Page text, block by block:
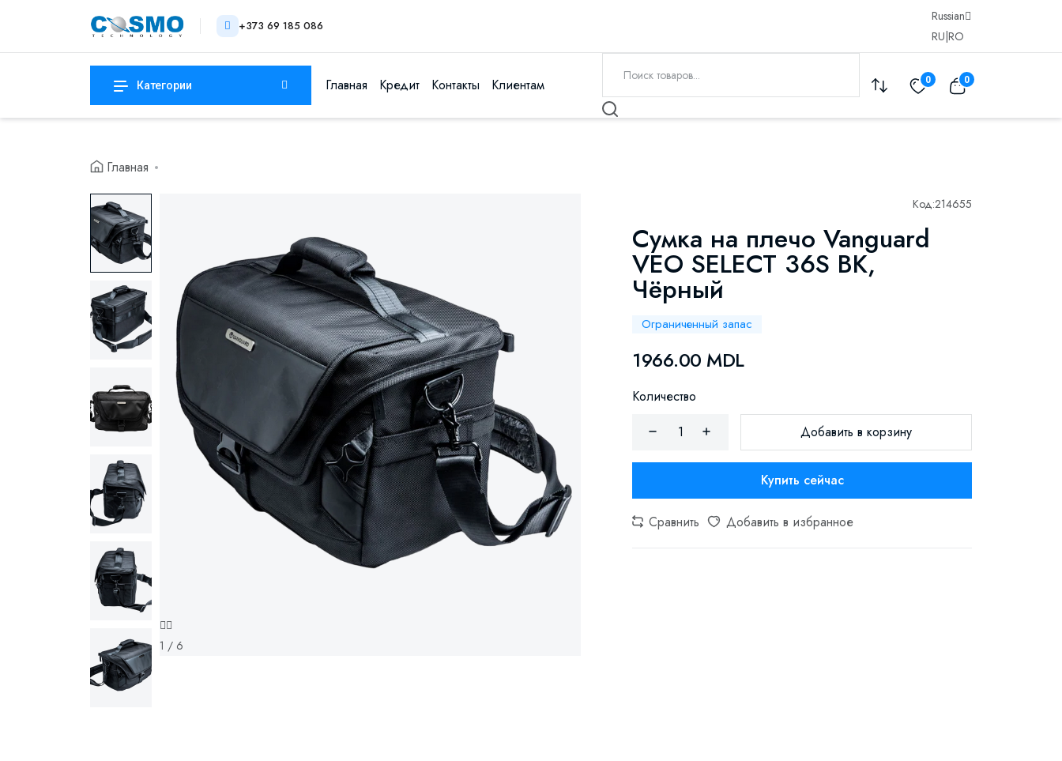
+373 69 185 086
Russian
RU RO
Категории Главная Кредит Контакты Клиентам 0 0
Главная
1 / 6
Код:214655
Сумка на плечо Vanguard
VEO SELECT 36S BK,
Чёрный
Ограниченный запас
1966.00 MDL
Количество
Добавить в корзину
Купить сейчас
Сравнить Добавить в избранное